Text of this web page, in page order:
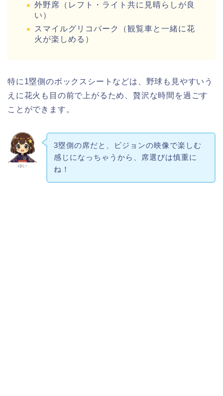
外野席（レフト・ライト共に見晴らしが良
い）
スマイルグリコパーク（観覧車と一緒に花
火が楽しめる）
特に1塁側のボックスシートなどは、野球も見やすいう
えに花火も目の前で上がるため、贅沢な時間を過ごす
ことができます。
ゆい
3塁側の席だと、ビジョンの映像で楽しむ
感じになっちゃうから、席選びは慎重に
ね！